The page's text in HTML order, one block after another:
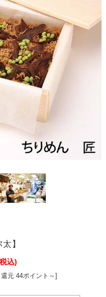
】
込)
元 44ポイント～]